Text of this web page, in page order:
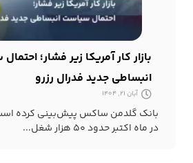
بازار کار آمریکا زیر فشار؛
انبساطی جدید فدرال رزرو
آبان 21, 1404
بانک گلدمن ساکس پیش‌بینی کرده است
در ماه اکتبر حدود ۵۰ هزار شغل...